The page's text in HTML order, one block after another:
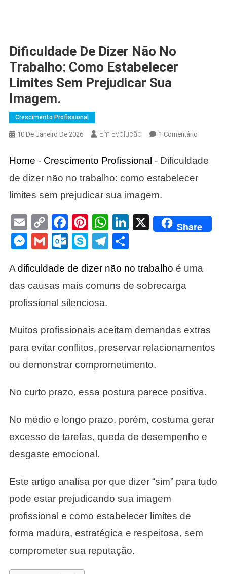
Dificuldade De Dizer Não No
Trabalho: Como Estabelecer
Limites Sem Prejudicar Sua
Imagem.
Crescimento Profissional
10 De Janeiro De 2026 Em Evolução 1 ComentárioEm
De
Não
Como
Sua
Home - Crescimento Profissional - Dificuldade
de dizer não no trabalho: como estabelecer
limites sem prejudicar sua imagem.
EmailCopy
Link
Facebook
Pinterest
WhatsApp
LinkedIn
X Share
Messenger
GmailOutlook.com
SkypeTelegram
Adificuldade de dizer não no trabalho é uma
das causas mais comuns de sobrecarga
profissional silenciosa.
Muitos profissionais aceitam demandas extras
para evitar conflitos, preservar relacionamentos
ou demonstrar comprometimento.
No curto prazo, essa postura parece positiva.
No médio e longo prazo, porém, costuma gerar
excesso de tarefas, queda de desempenho e
desgaste emocional.
Este artigo analisa por que dizer “sim” para tudo
pode estar prejudicando sua imagem
profissional e como estabelecer limites de
forma madura, estratégica e respeitosa, sem
comprometer sua reputação.